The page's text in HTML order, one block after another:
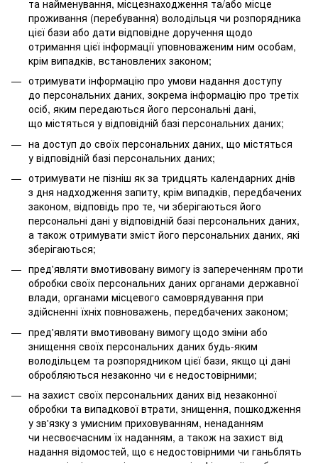
та найменування, місцезнаходження та/або місце
проживання (перебування) володільця чи розпорядника
цієї бази або дати відповідне доручення щодо
отримання цієї інформації уповноваженим ним особам,
крім випадків, встановлених законом;
отримувати інформацію про умови надання доступу
до персональних даних, зокрема інформацію про третіх
осіб, яким передаються його персональні дані,
що містяться у відповідній базі персональних даних;
на доступ до своїх персональних даних, що містяться
у відповідній базі персональних даних;
отримувати не пізніш як за тридцять календарних днів
з дня надходження запиту, крім випадків, передбачених
законом, відповідь про те, чи зберігаються його
персональні дані у відповідній базі персональних даних,
а також отримувати зміст його персональних даних, які
зберігаються;
пред'являти вмотивовану вимогу із запереченням проти
обробки своїх персональних даних органами державної
влади, органами місцевого самоврядування при
здійсненні їхніх повноважень, передбачених законом;
пред'являти вмотивовану вимогу щодо зміни або
знищення своїх персональних даних будь-яким
володільцем та розпорядником цієї бази, якщо ці дані
обробляються незаконно чи є недостовірними;
на захист своїх персональних даних від незаконної
обробки та випадкової втрати, знищення, пошкодження
у зв'язку з умисним приховуванням, ненаданням
чи несвоєчасним їх наданням, а також на захист від
надання відомостей, що є недостовірними чи ганьблять